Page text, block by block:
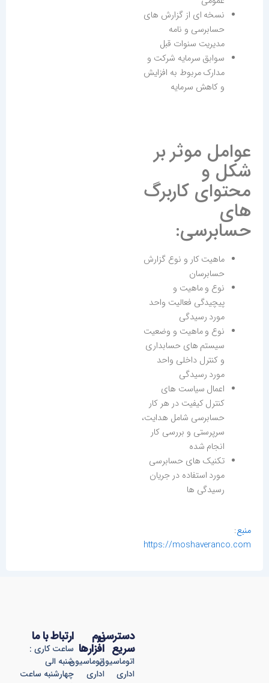
نسخه ای از گزارش های
حسابرسی و نامه
مدیریت سنوات قبل
سوابق سرمایه شرکت و
مدارک مربوط به افزایش
و کاهش سرمایه
عوامل موثر بر
شکل و
محتوای کاربرگ
های
حسابرسی:
ماهیت کار و نوع گزارش
حسابرسان
نوع و ماهیت و
پیچیدگی فعالیت واحد
مورد رسیدگی
نوع و ماهیت و وضعیت
سیستم های حسابداری
و کنترل داخلی واحد
مورد رسیدگی
اعمال سیاست های
کنترل کیفیت در هر کار
حسابرسی شامل هدایت،
سرپرستی و بررسی کار
انجام شده
تکنیک های حسابرسی
مورد استفاده در جریان
رسیدگی ها
منبع:
https://moshaveranco.com
نرم
افزارها
اتوماسیون
اداری
دسترسی
سریع
اتوماسیون
اداری
ارتباط با ما
ساعت کاری :
شنبه الی
چهارشنبه ساعت